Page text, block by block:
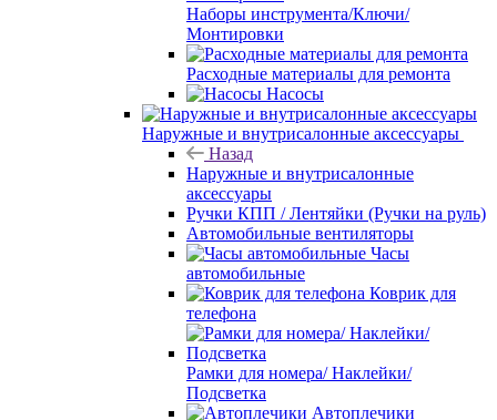
Наборы инструмента/Ключи/
Монтировки
Расходные материалы для ремонта
Насосы
Наружные и внутрисалонные аксессуары
Назад
Наружные и внутрисалонные
аксессуары
Ручки КПП / Лентяйки (Ручки на руль)
Автомобильные вентиляторы
Часы
автомобильные
Коврик для
телефона
Рамки для номера/ Наклейки/
Подсветка
Автоплечики